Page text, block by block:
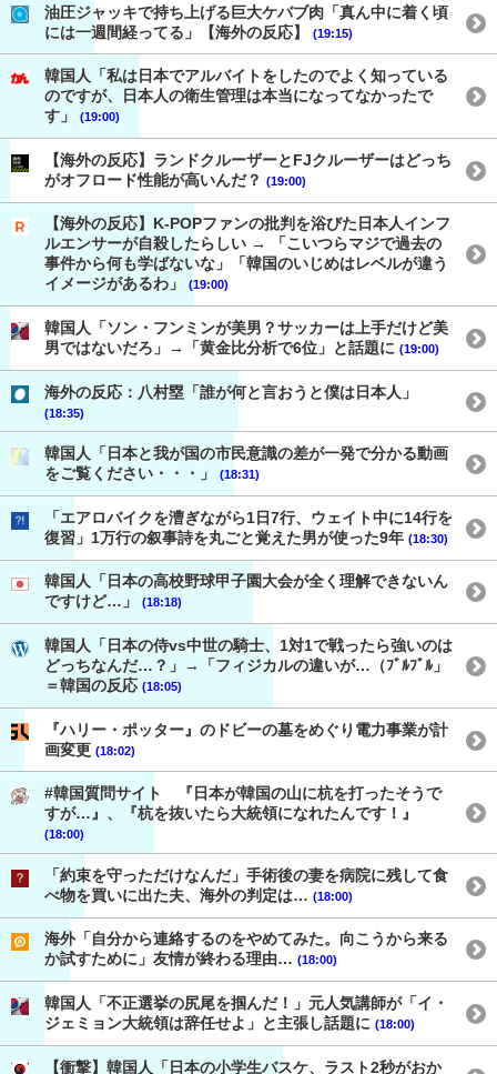
油圧ジャッキで持ち上げる巨大ケバブ肉「真ん中に着く頃
には一週間経ってる」【海外の反応】
(19:15)
韓国人「私は日本でアルバイトをしたのでよく知っている
のですが、日本人の衛生管理は本当になってなかったで
す」
(19:00)
【海外の反応】ランドクルーザーとFJクルーザーはどっち
がオフロード性能が高いんだ？ (19:00)
【海外の反応】K-POPファンの批判を浴びた日本人インフ
ルエンサーが自殺したらしい → 「こいつらマジで過去の
事件から何も学ばないな」「韓国のいじめはレベルが違う
イメージがあるわ」
(19:00)
韓国人「ソン・フンミンが美男？サッカーは上手だけど美
男ではないだろ」→「黄金比分析で6位」と話題に (19:00)
海外の反応：八村塁「誰が何と言おうと僕は日本人」
(18:35)
韓国人「日本と我が国の市民意識の差が一発で分かる動画
をご覧ください・・・」
(18:31)
「エアロバイクを漕ぎながら1日7行、ウェイト中に14行を
復習」1万行の叙事詩を丸ごと覚えた男が使った9年 (18:30)
韓国人「日本の高校野球甲子園大会が全く理解できないん
ですけど…」
(18:18)
韓国人「日本の侍vs中世の騎士、1対1で戦ったら強いのは
どっちなんだ…？」→「フィジカルの違いが…（ﾌﾞﾙﾌﾞﾙ」
＝韓国の反応 (18:05)
『ハリー・ポッター』のドビーの墓をめぐり電力事業が計
画変更 (18:02)
#韓国質問サイト 『日本が韓国の山に杭を打ったそうで
すが…』、『杭を抜いたら大統領になれたんです！』
(18:00)
「約束を守っただけなんだ」手術後の妻を病院に残して食
べ物を買いに出た夫、海外の判定は… (18:00)
海外「自分から連絡するのをやめてみた。向こうから来る
か試すために」友情が終わる理由… (18:00)
韓国人「不正選挙の尻尾を掴んだ！」元人気講師が「イ・
ジェミョン大統領は辞任せよ」と主張し話題に (18:00)
【衝撃】韓国人「日本の小学生バスケ、ラスト2秒がおか